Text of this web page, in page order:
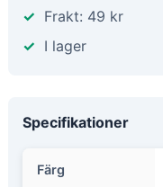
Frakt: 49 kr
I lager
Specifikationer
Färg